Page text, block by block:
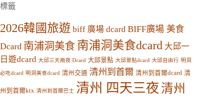
類
標籤
2026韓國旅遊 biff 廣場 dcard BIFF廣場 美食
Dcard 南浦洞美食 南浦洞美食dcard 大邱一
日遊dcard 大邱三天兩夜 Dcard 大邱景點 大邱景點dcard 大邱自由行 明洞
必吃dcard 明洞美食dcard 清州交通 清州到首爾 清州到首爾dcard 清
州到首爾ktx 清州到首爾巴士 清州 四天三夜 清州